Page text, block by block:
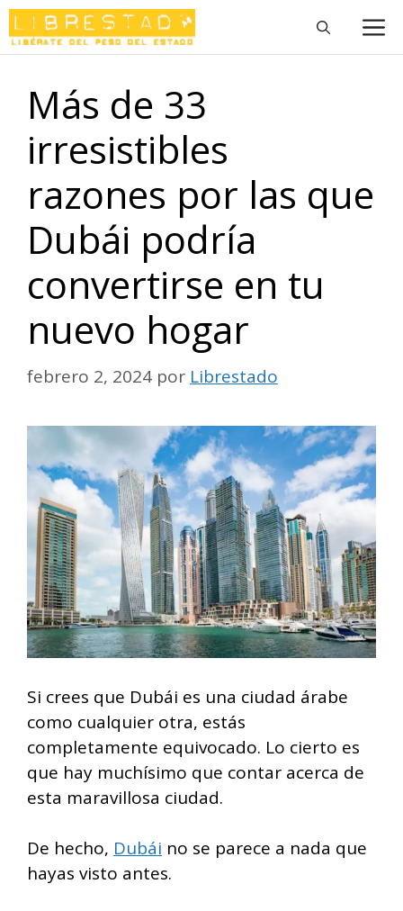
Saltar
al
contenido
Más de 33
irresistibles
razones por las que
Dubái podría
convertirse en tu
nuevo hogar
febrero 2, 2024 por Librestado
Si crees que Dubái es una ciudad árabe
como cualquier otra, estás
completamente equivocado. Lo cierto es
que hay muchísimo que contar acerca de
esta maravillosa ciudad.
De hecho, Dubái no se parece a nada que
hayas visto antes.